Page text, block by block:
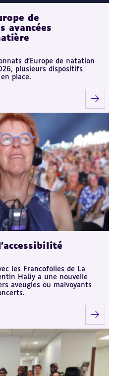
de
avancées
d'Europe de natation
plusieurs dispositifs
place.
les Francofolies de La
Haüy a une nouvelle
aveugles ou malvoyants